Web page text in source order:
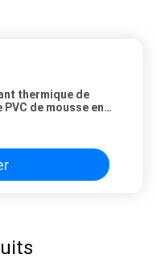
thermique de
PVC de mousse en